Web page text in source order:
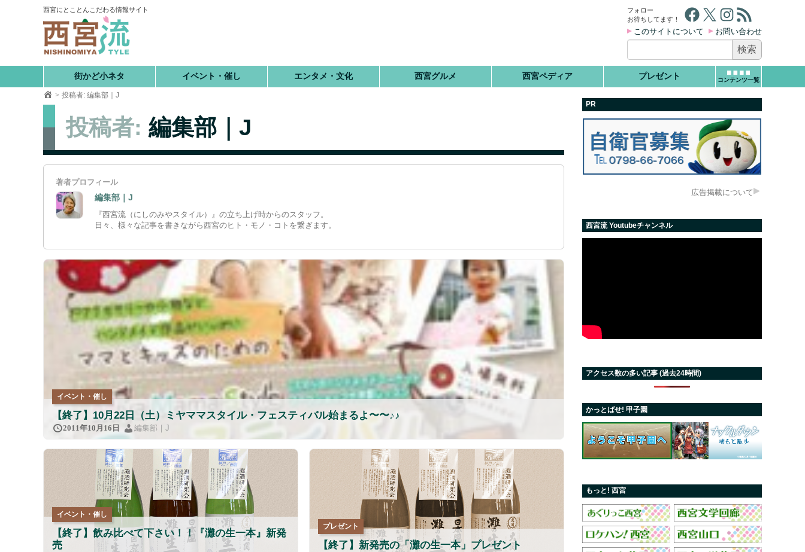
西宮にとことんこだわる情報サイト
街かど小ネタ イベント・催し エンタメ・文化 西宮グルメ 西宮ペディア プレゼント コンテンツ一覧
フォロー
お待ちしてます！
Facebook X Instagram RSS フィード
このサイトについて お問い合わせ
索:
投稿者: 編集部｜J
投稿者:編集部｜J
著者プロフィール
編集部｜J
『西宮流（にしのみやスタイル）』の立ち上げ時からのスタッフ。
日々、様々な記事を書きながら西宮のヒト・モノ・コトを繋ぎます。
イベント・催し
【終了】10月22日（土）ミヤママスタイル・フェスティバル始まるよ〜〜♪♪
2011年10月16日 編集部｜J
イベント・催し
【終了】飲み比べて下さい！！『灘の生一本』新発
売
プレゼント
【終了】新発売の「灘の生一本」プレゼント
PR
広告掲載について
西宮流 Youtubeチャンネル
アクセス数の多い記事 (過去24時間)
かっとばせ! 甲子園
もっと! 西宮